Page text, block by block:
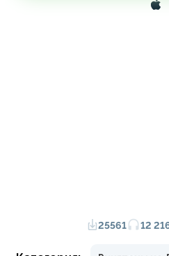
25561 12